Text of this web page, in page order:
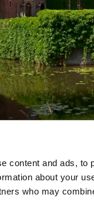
content and ads, to
about your
who may